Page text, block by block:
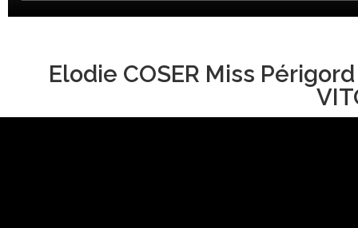
Elodie COSER Miss